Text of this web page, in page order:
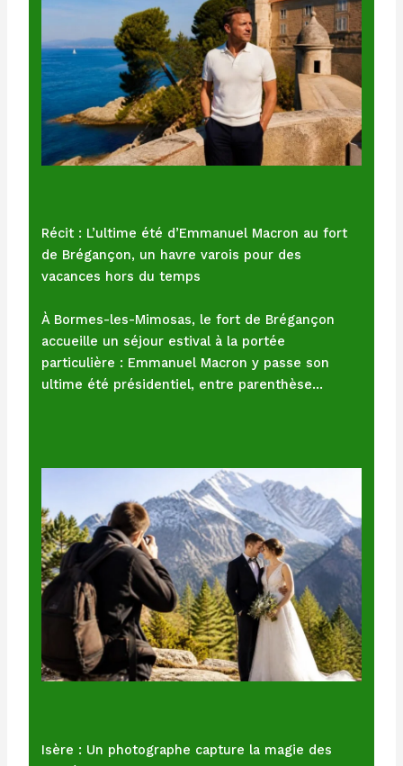
Récit : L’ultime été d’Emmanuel Macron au fort
de Brégançon, un havre varois pour des
vacances hors du temps
À Bormes-les-Mimosas, le fort de Brégançon
accueille un séjour estival à la portée
particulière : Emmanuel Macron y passe son
ultime été présidentiel, entre parenthèse…
Isère : Un photographe capture la magie des